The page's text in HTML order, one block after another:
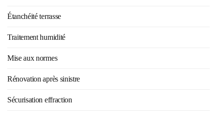
Étanchéité terrasse
Traitement humidité
Mise aux normes
Rénovation après sinistre
Sécurisation effraction